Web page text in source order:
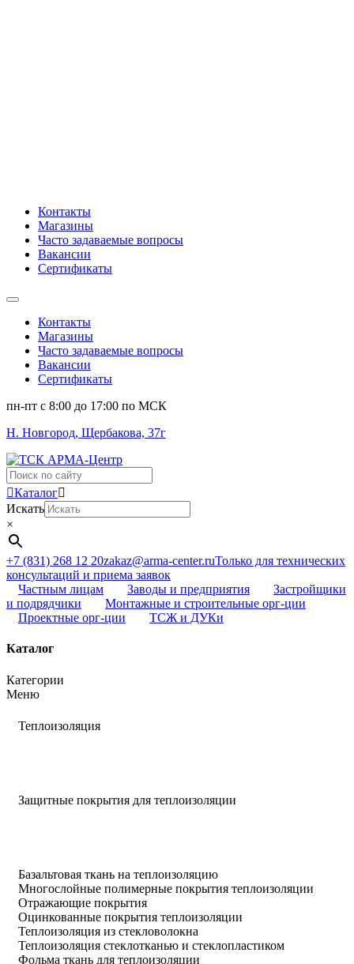
Контакты
Магазины
Часто задаваемые вопросы
Вакансии
Сертификаты
Контакты
Магазины
Часто задаваемые вопросы
Вакансии
Сертификаты
пн-пт c 8:00 до 17:00 по МСК
Н. Новгород, Щербакова, 37г
Поиск
...Каталог
Искать
×
+7 (831) 268 12 20zakaz@arma-center.ruТолько для технических
консультаций и приема заявок
Частным лицам
Заводы и предприятия
Застройщики
и подрядчики
Монтажные и строительные орг-ции
Проектные орг-ции
ТСЖ и ДУКи
Каталог
Категории
Меню
Теплоизоляция
Защитные покрытия для теплоизоляции
Базальтовая ткань на теплоизоляцию
Многослойные полимерные покрытия теплоизоляции
Отражающие покрытия
Оцинкованные покрытия теплоизоляции
Теплоизоляция из стекловолокна
Теплоизоляция стеклотканью и стеклопластиком
Фольма ткань для теплоизоляции